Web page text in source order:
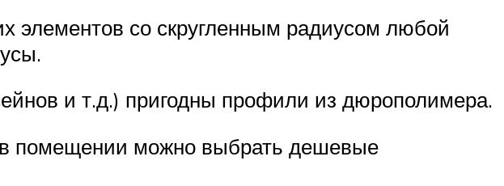
элементов со скругленным радиусом любой
и т.д.) пригодны профили из дюрополимера.
помещении можно выбрать дешевые